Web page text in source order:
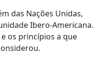
das Nações Unidas,
Ibero-Americana.
os princípios a que